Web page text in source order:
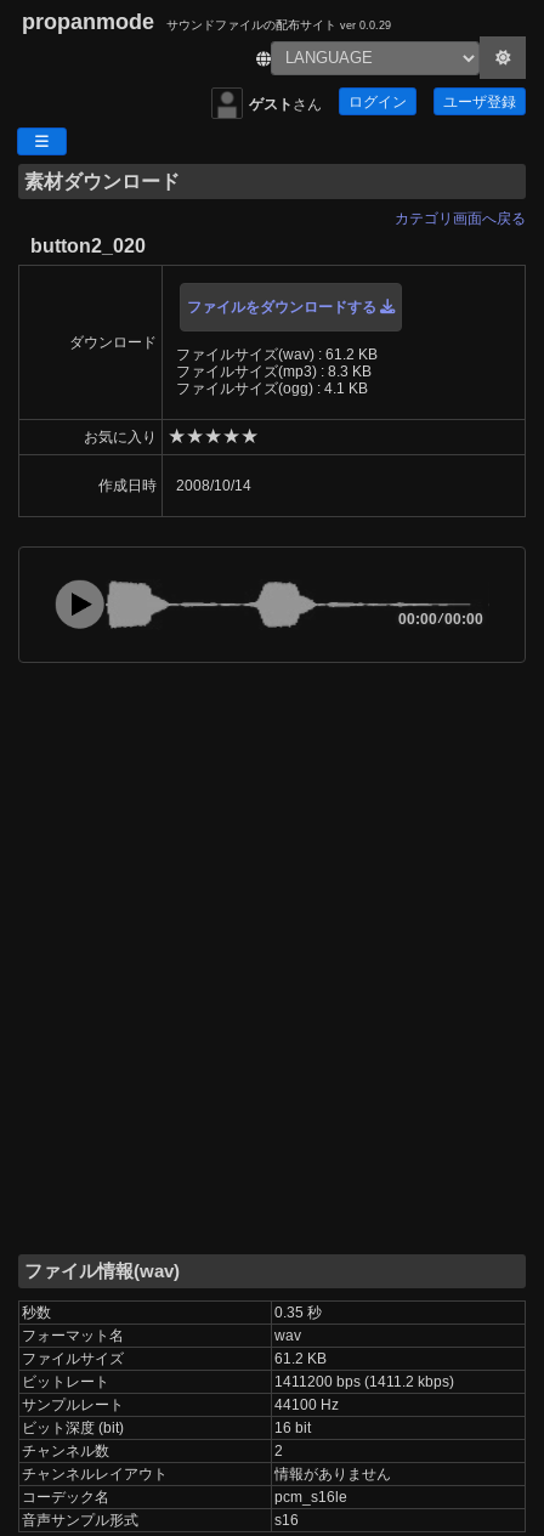
propanmode サウンドファイルの配布サイト ver 0.0.29
ゲスト さん ログイン ユーザ登録
素材ダウンロード
カテゴリ画面へ戻る
button2_020
ダウンロード
ファイルをダウンロードする
ファイルサイズ(wav) : 61.2 KB
ファイルサイズ(mp3) : 8.3 KB
ファイルサイズ(ogg) : 4.1 KB
お気に入り ★★★★★
作成日時 2008/10/14
00:00/00:00
ファイル情報(wav)
秒数
0.35 秒
フォーマット名
wav
ファイルサイズ
61.2 KB
ビットレート
1411200 bps (1411.2 kbps)
サンプルレート
44100 Hz
ビット深度 (bit)
16 bit
チャンネル数
2
チャンネルレイアウト
情報がありません
コーデック名
pcm_s16le
音声サンプル形式
s16